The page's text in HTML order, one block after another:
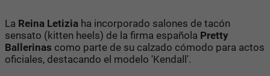
La Reina Letizia ha incorporado salones de tacón
sensato (kitten heels) de la firma española Pretty
Ballerinas como parte de su calzado cómodo para actos
oficiales, destacando el modelo 'Kendall'.